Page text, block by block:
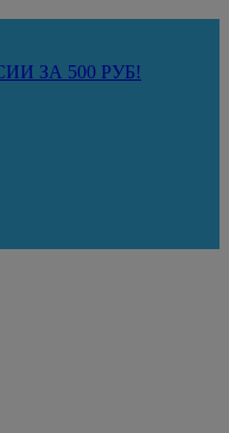
ЗА 500 РУБ!